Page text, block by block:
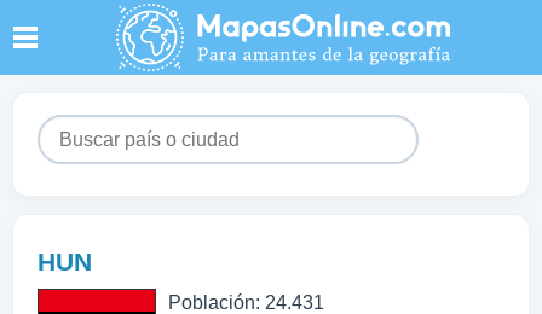
HUN
Población: 24.431